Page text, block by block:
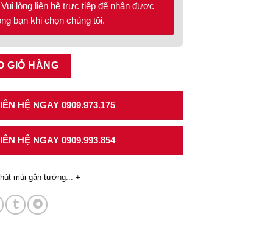
lòng liên hệ trực tiếp để nhận được
bạn khi chọn chúng tôi.
HH-WI60B 539.81.173 số lượng
GIỎ HÀNG
HỆ NGAY 0909.973.175
HỆ NGAY 0909.993.854
mùi gắn tường +